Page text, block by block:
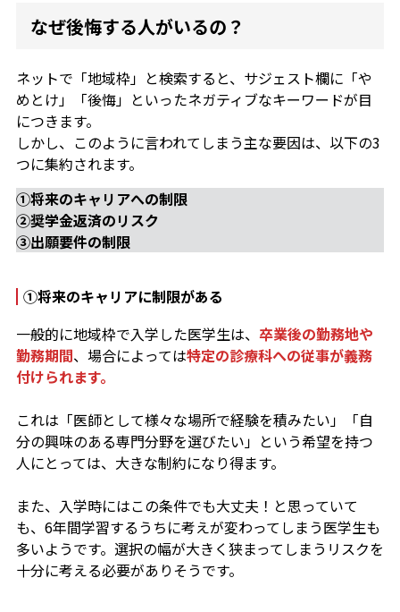
なぜ後悔する人がいるの？
ネットで「地域枠」と検索すると、サジェスト欄に「や
めとけ」「後悔」といったネガティブなキーワードが目
につきます。
しかし、このように言われてしまう主な要因は、以下の3
つに集約されます。
①将来のキャリアへの制限
②奨学金返済のリスク
③出願要件の制限
①将来のキャリアに制限がある
一般的に地域枠で入学した医学生は、 卒業後の勤務地や
勤務期間、場合によっては特定の診療科への従事が義務
付けられます。
これは「医師として様々な場所で経験を積みたい」「自
分の興味のある専門分野を選びたい」という希望を持つ
人にとっては、大きな制約になり得ます。
また、入学時にはこの条件でも大丈夫！と思っていて
も、6年間学習するうちに考えが変わってしまう医学生も
多いようです。選択の幅が大きく狭まってしまうリスクを
十分に考える必要がありそうです。